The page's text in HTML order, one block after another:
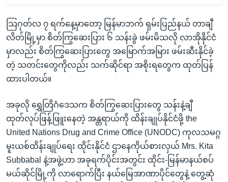
သြဂုတ်လ ၇ ရက်နေ့မှာတော့ မြန်မာဘက် ရှမ်းပြည်နယ် တာချီ
လိတ်မြို့မှာ စိတ်ကြွဆေးပြား ၆ သန်းခွဲ ဖမ်းမိသလို လာအိုနိုင်ငံ
မှာလည်း စိတ်ကြွဆေးပြားတွေ အမြောက်အမြား ဖမ်းဆီးနိုင်ခဲ့
တဲ့ သတင်းတွေကိုလည်း သက်ဆိုင်ရာ အစိုးရတွေက ထုတ်ပြန်
ထားပါတယ်။
အခုလို ရွှေတြိဂံဒေသက စိတ်ကြွဆေးပြားတွေ သန်းနဲ့ချီ
ထုတ်လုပ်ဖြန့်ဖြူးနေတဲ့ အန္တရာယ်ကို ထိန်းချုပ်နိုင်ငံဖို့ the
United Nations Drug and Crime Office (UNODC) ကုလသမဂ္ဂ
မူးယစ်ထိန်းချုပ်ရေး ထိုင်းနိုင်ငံ ဌာနေကိုယ်စားလှယ် Mrs. Kita
Subbabal နဲ့အဖွဲ့ဟာ အခုရက်ပိုင်းအတွင်း ထိုင်း-မြန်မာနယ်စပ်
မယ်ဆိုင်မြို့ကို လာရောက်ပြီး နယ်မြေအာဏာပိုင်တွေနဲ့ တွေ့ဆုံ